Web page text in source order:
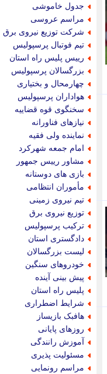
جدول خاموشی
مراسم عروسی
شرکت توزیع نیروی برق
تیم فوتبال پرسپولیس
رییس پلیس راه استان
بزرگسالان پرسپولیس
چهارمحال و بختیاری
هواداران پرسپولیس
سخنگوی قوه قضاییه
نیازهای فناورانه
نماینده ولی فقیه
امام جمعه شهرکرد
مشاور رییس جمهور
بازی های دوستانه
مأموران انتظامی
تیم نیروی زمینی
توزیع نیروی برق
ترکیب پرسپولیس
دادگستری استان
لیست بزرگسالان
خودروهای سنگین
پیش بینی آینده
پلیس راه استان
شرایط اضطراری
هافبک بازیساز
روزهای پایانی
آموزش رانندگی
مسئولیت پذیری
مراسم رونمایی